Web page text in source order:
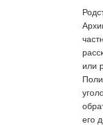
или
его